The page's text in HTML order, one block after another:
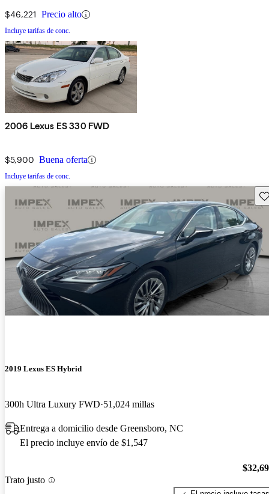
$46,221 Precio alto
Incluye tarifas de conc.
2006 Lexus ES 330 FWD
$5,900 Buena oferta
Incluye tarifas de conc.
2019 Lexus ES Hybrid
300h Ultra Luxury FWD 51,024 millas
Entrega a domicilio desde Greensboro, NC
El precio incluye envío de $1,547
Trato justo